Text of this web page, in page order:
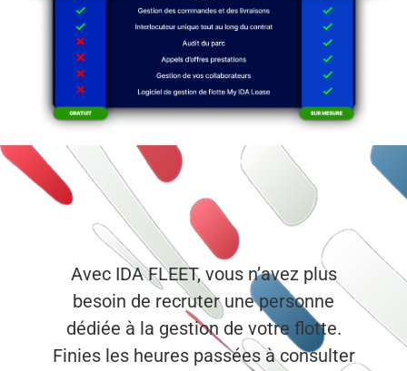
Avec IDA FLEET, vous n’avez plus
besoin de recruter une personne
dédiée à la gestion de votre flotte.
Finies les heures passées à consulter